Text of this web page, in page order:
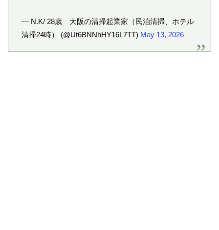
— N.K/ 28歳 大阪の清掃起業家（民泊清掃、ホテル
清掃24時） (@Ut6BNNhHY16L7TT) May 13, 2026